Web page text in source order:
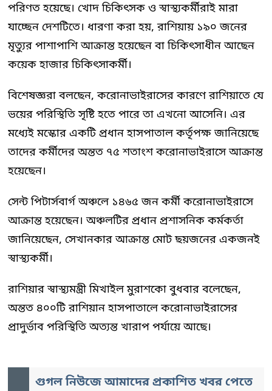
পরিণত হয়েছে। খোদ চিকিৎসক ও স্বাস্থ্যকর্মীরাই মারা
যাচ্ছেন দেশটিতে। ধারণা করা হয়, রাশিয়ায় ১৯০ জনের
মৃত্যুর পাশাপাশি আক্রান্ত হয়েছেন বা চিকিৎসাধীন আছেন
কয়েক হাজার চিকিৎসাকর্মী।
বিশেষজ্ঞরা বলছেন, করোনাভাইরাসের কারণে রাশিয়াতে যে
ভয়ের পরিস্থিতি সৃষ্টি হতে পারে তা এখনো আসেনি। এর
মধ্যেই মস্কোর একটি প্রধান হাসপাতাল কর্তৃপক্ষ জানিয়েছে
তাদের কর্মীদের অন্তত ৭৫ শতাংশ করোনাভাইরাসে আক্রান্ত
হয়েছেন।
সেন্ট পিটার্সবার্গ অঞ্চলে ১৪৬৫ জন কর্মী করোনাভাইরাসে
আক্রান্ত হয়েছেন। অঞ্চলটির প্রধান প্রশাসনিক কর্মকর্তা
জানিয়েছেন, সেখানকার আক্রান্ত মোট ছয়জনের একজনই
স্বাস্থ্যকর্মী।
রাশিয়ার স্বাস্থ্যমন্ত্রী মিখাইল মুরাশকো বুধবার বলেছেন,
অন্তত ৪০০টি রাশিয়ান হাসপাতালে করোনাভাইরাসের
প্রাদুর্ভাব পরিস্থিতি অত্যন্ত খারাপ পর্যায়ে আছে।
গুগল নিউজে আমাদের প্রকাশিত খবর পেতে